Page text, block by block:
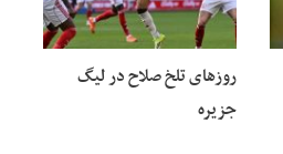
روزهای تلخ صلاح در لیگ
جزیره